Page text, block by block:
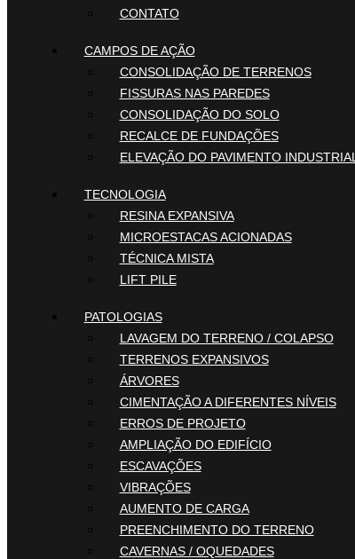
CONTATO
CAMPOS DE AÇÃO
CONSOLIDAÇÃO DE TERRENOS
FISSURAS NAS PAREDES
CONSOLIDAÇÃO DO SOLO
RECALCE DE FUNDAÇÕES
ELEVAÇÃO DO PAVIMENTO INDUSTRIAL
TECNOLOGIA
RESINA EXPANSIVA
MICROESTACAS ACIONADAS
TÉCNICA MISTA
LIFT PILE
PATOLOGIAS
LAVAGEM DO TERRENO / COLAPSO
TERRENOS EXPANSIVOS
ÁRVORES
CIMENTAÇÃO A DIFERENTES NÍVEIS
ERROS DE PROJETO
AMPLIAÇÃO DO EDIFÍCIO
ESCAVAÇÕES
VIBRAÇÕES
AUMENTO DE CARGA
PREENCHIMENTO DO TERRENO
CAVERNAS / OQUEDADES